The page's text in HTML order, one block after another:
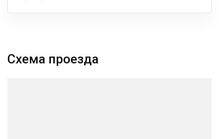
Схема проезда